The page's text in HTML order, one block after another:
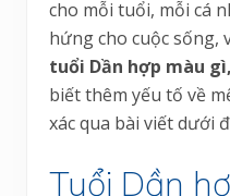
cho mỗi tuổi, mỗi cá
hứng cho cuộc sống,
tuổi Dần hợp màu
biết thêm yếu tố về
xác qua bài viết dưới
Tuổi Dần